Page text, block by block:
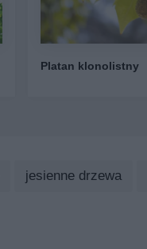
Platan klonolistny
jesienne drzewa